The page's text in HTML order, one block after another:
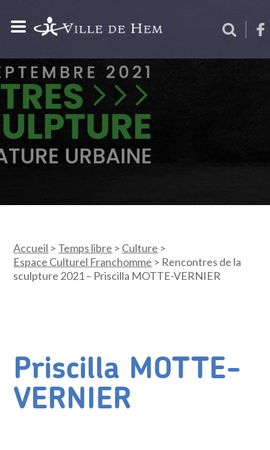
Accueil > Temps libre > Culture >
Espace Culturel Franchomme > Rencontres de la
sculpture 2021 – Priscilla MOTTE-VERNIER
Priscilla MOTTE-
VERNIER